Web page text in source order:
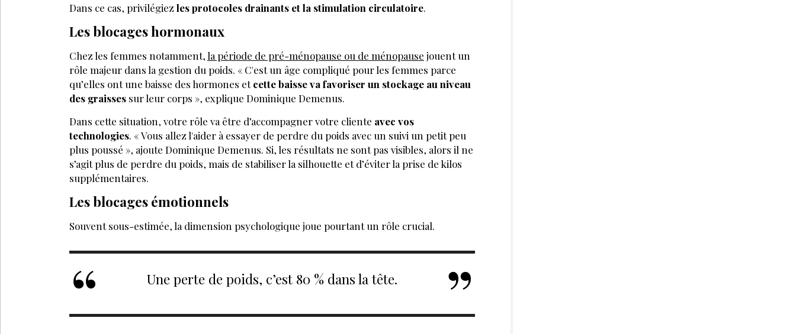
Dans ce cas, privilégiez les protocoles drainants et la stimulation circulatoire.
Les blocages hormonaux
Chez les femmes notamment, la période de pré-ménopause ou de ménopause jouent un
rôle majeur dans la gestion du poids. « C'est un âge compliqué pour les femmes parce
qu’elles ont une baisse des hormones etcette baisse va favoriser un stockage au niveau
des graisses sur leur corps », explique Dominique Demenus.
Dans cette situation, votre rôle va être d’accompagner votre cliente avec vos
technologies. « Vous allez l'aider à essayer de perdre du poids avec un suivi un petit peu
plus poussé », ajoute Dominique Demenus. Si, les résultats ne sont pas visibles, alors il ne
s’agit plus de perdre du poids, mais de stabiliser la silhouette et d’éviter la prise de kilos
supplémentaires.
Les blocages émotionnels
Souvent sous-estimée, la dimension psychologique joue pourtant un rôle crucial.
Une perte de poids, c’est 80 % dans la tête.